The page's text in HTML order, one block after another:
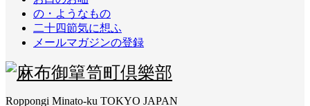
の・ようなもの
二十四節気に想ふ
メールマガジンの登録
Roppongi Minato-ku TOKYO JAPAN